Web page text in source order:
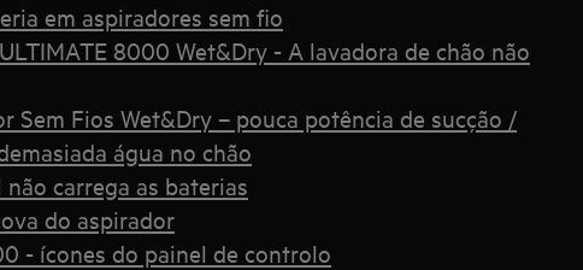
em aspiradores sem fio
8000 Wet&Dry - A lavadora de chão não
Sem Fios Wet&Dry – pouca potência de sucção /
água no chão
carrega as baterias
do aspirador
- ícones do painel de controlo